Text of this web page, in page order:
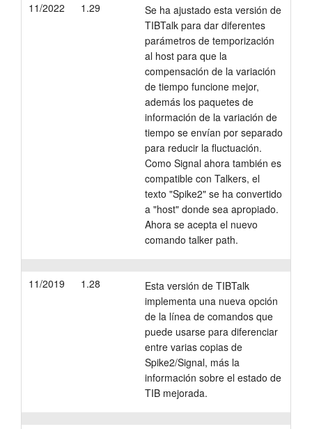
Descargas
11/2022
1.29
Se ha ajustado esta versión de
TIBTalk para dar diferentes
parámetros de temporización
al host para que la
compensación de la variación
de tiempo funcione mejor,
además los paquetes de
información de la variación de
tiempo se envían por separado
para reducir la fluctuación.
Como Signal ahora también es
compatible con Talkers, el
texto "Spike2" se ha convertido
a "host" donde sea apropiado.
Ahora se acepta el nuevo
comando talker path.
11/2019 1.28
Esta versión de TIBTalk
implementa una nueva opción
de la línea de comandos que
puede usarse para diferenciar
entre varias copias de
Spike2/Signal, más la
información sobre el estado de
TIB mejorada.